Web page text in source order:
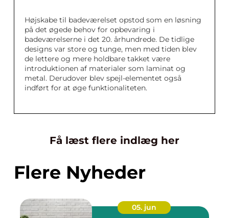
Højskabe til badeværelset opstod som en løsning
på det øgede behov for opbevaring i
badeværelserne i det 20. århundrede. De tidlige
designs var store og tunge, men med tiden blev
de lettere og mere holdbare takket være
introduktionen af materialer som laminat og
metal. Derudover blev spejl-elementet også
indført for at øge funktionaliteten.
Få læst flere indlæg her
Flere Nyheder
05. jun